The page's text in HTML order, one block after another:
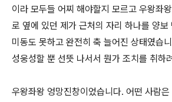
이라 모두들 어찌 해야할지 모르고 우왕좌
로 옆에 있던 제가 근처의 자리 하나를 양보
미동도 못하고 완전히 축 늘어진 상태였습
성웅성할 뿐 선뜻 나서서 뭔가 조치를 취하
우왕좌왕 엉망진창이었습니다. 어떤 사람